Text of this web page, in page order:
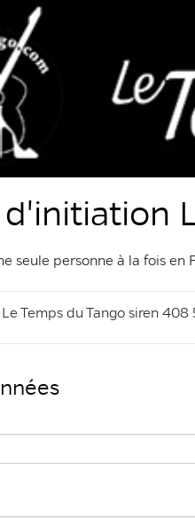
seule personne à la fois en
Temps du Tango siren 408